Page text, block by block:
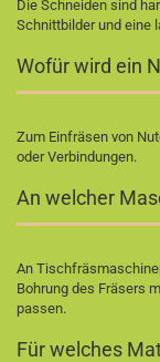
Die Schneiden sind
Schnittbilder und eine
Wofür wird ein
Zum Einfräsen von
oder Verbindungen.
An welcher
An
Bohrung des Fräsers
passen.
Für welches